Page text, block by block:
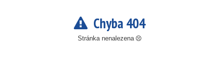
Chyba 404
Stránka nenalezena